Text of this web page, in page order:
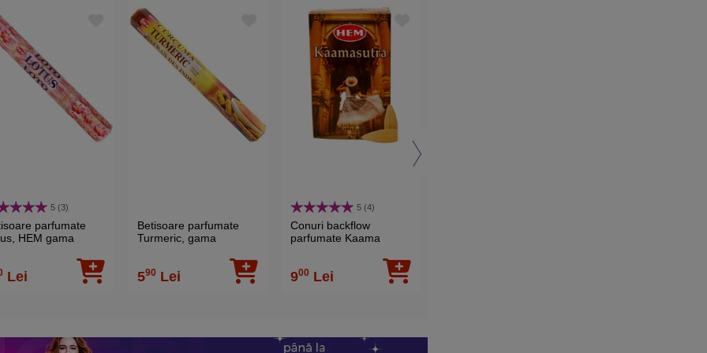
5 (3)
parfumate
HEM gama
Lei
Betisoare parfumate
Turmeric, gama
pentru relaxare, 20 buc
590 Lei
5 (4)
Conuri backflow
parfumate Kaama
gama HEM profesional
10 buc.
900 Lei